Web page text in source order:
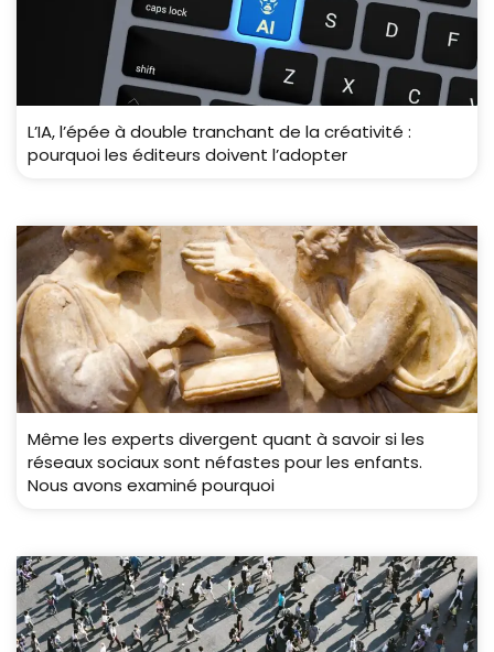
L’IA, l’épée à double tranchant de la créativité :
pourquoi les éditeurs doivent l’adopter
Même les experts divergent quant à savoir si les
réseaux sociaux sont néfastes pour les enfants.
Nous avons examiné pourquoi